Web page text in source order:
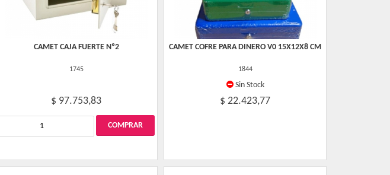
CAMET CAJA FUERTE Nº2
1745
$ 97.753,83
CAMET COFRE PARA DINERO V0 15X12X8 CM
1844
Sin Stock
$ 22.423,77